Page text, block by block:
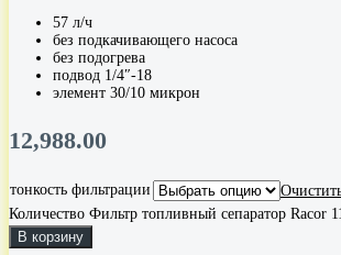
57 л/ч
без подкачивающего насоса
без подогрева
подвод 1/4″-18
элемент 30/10 микрон
12,988.00
тонкость фильтрации
Количество Фильтр топливный сепаратор Racor
В корзину